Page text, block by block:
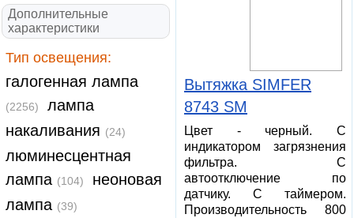
Дополнительные
характеристики
Тип освещения:
галогенная лампа
(2256)
лампа
накаливания (24)
люминесцентная
лампа (104)
неоновая
лампа (39)
Вытяжка SIMFER
8743 SM
Цвет - черный. С
индикатором загрязнения
фильтра. С
автоотключение по
датчику. С таймером.
Производительность 800